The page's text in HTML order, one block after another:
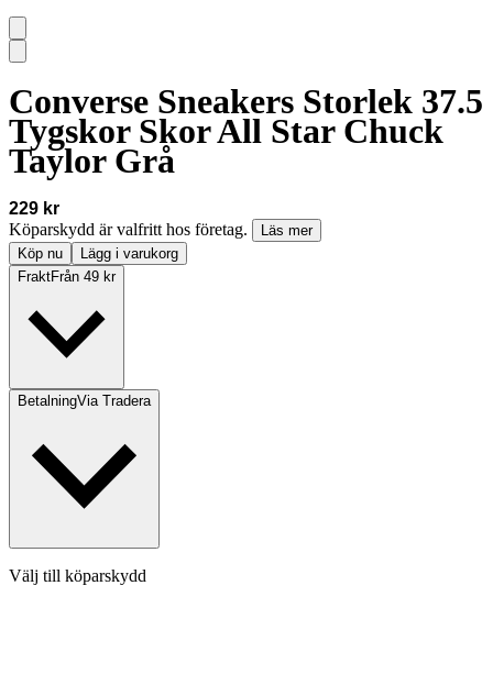
Converse Sneakers Storlek 37.5
Tygskor Skor All Star Chuck
Taylor Grå
229 kr
Köparskydd är valfritt hos företag.
Läs mer
Köp nu
Lägg i varukorg
FraktFrån 49 kr
BetalningVia Tradera
Välj till köparskydd